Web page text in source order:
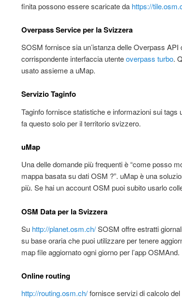
finita possono essere scaricate da https://
Overpass Service per la Svizzera
SOSM fornisce sia un’istanza delle Overpass
corrispondente interfaccia utenteoverpass turbo.
usato assieme a uMap.
Servizio Taginfo
Taginfo fornisce statistiche e informazioni sui tags
fa questo solo per il territorio svizzero.
uMap
Una delle domande più frequenti è “come posso
mappa basata su dati OSM ?”. uMap è una
più. Se hai un account OSM puoi subito usarlo
OSM Data per la Svizzera
Su http://planet.osm.ch/SOSM offre estratti
su base oraria che puoi utilizzare per tenere
map file aggiornato ogni giorno per l’app OSMAnd.
Online routing
http://routing.osm.ch/fornisce servizi di calcolo